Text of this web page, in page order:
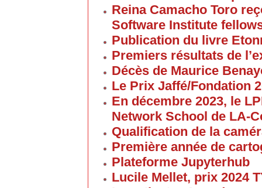
Reina Camacho Toro
Software Institute
Publication du livre
Premiers résultats de
Décès de Maurice
Le Prix Jaffé/Fondation
En décembre 2023, le
Network School de LA-
Qualification de la
Première année de
Plateforme Jupyterhub
Lucile Mellet, prix 2024